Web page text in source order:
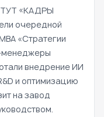
«КАДРЫ
очередной
«Стратегии
менеджеры
внедрение ИИ
и оптимизацию
на завод